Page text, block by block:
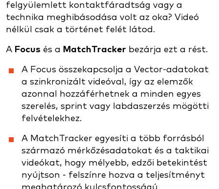
felgyülemlett kontaktfáradtság vagy a
technika meghibásodása volt az oka? Videó
nélkül csak a történet felét látod.
A Focus és a MatchTracker bezárja ezt a rést.
A Focus összekapcsolja a Vector-adatokat
a szinkronizált videóval, így az elemzők
azonnal hozzáférhetnek a minden egyes
szerelés, sprint vagy labdaszerzés mögötti
felvételekhez.
A MatchTracker egyesíti a több forrásból
származó mérkőzésadatokat és a taktikai
videókat, hogy mélyebb, edzői betekintést
nyújtson - felszínre hozva a teljesítményt